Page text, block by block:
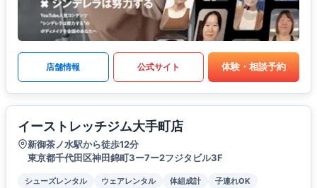
店舗情報 公式サイト 体験・相談予約
イーストレッチジム大手町店
新御茶ノ水駅から徒歩12分
東京都千代田区神田錦町3ー7ー2フジタビル3F
シューズレンタル ウェアレンタル 体組成計
子連れOK